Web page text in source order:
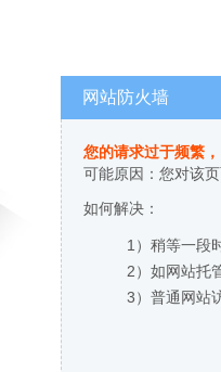
网站防火墙
您的请求过于频繁
可能原因：您对该
如何解决：
1）稍等一段
2）如网站托
3）普通网站